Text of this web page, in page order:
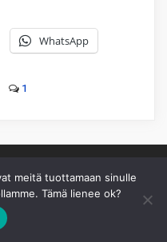
WhatsApp
1
meitä tuottamaan sinulle
Tämä lienee ok?